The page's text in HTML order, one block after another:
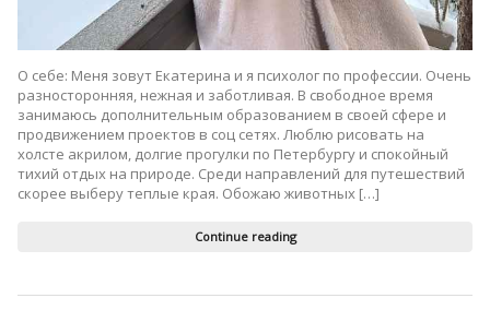
О себе: Меня зовут Екатерина и я психолог по профессии. Очень
разносторонняя, нежная и заботливая. В свободное время
занимаюсь дополнительным образованием в своей сфере и
продвижением проектов в соц сетях. Люблю рисовать на
холсте акрилом, долгие прогулки по Петербургу и спокойный
тихий отдых на природе. Среди направлений для путешествий
скорее выберу теплые края. Обожаю животных […]
Continue reading